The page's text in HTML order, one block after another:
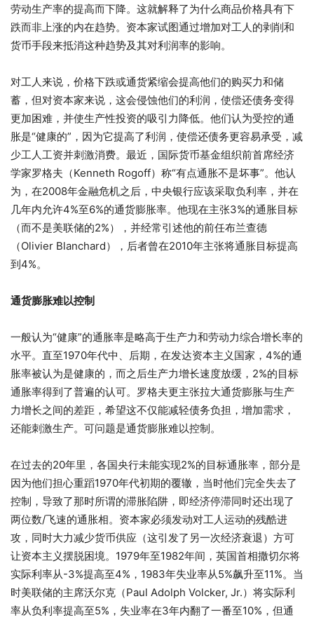
劳动生产率的提高而下降。这就解释了为什么商品价格具有下
跌而非上涨的内在趋势。资本家试图通过增加对工人的剥削和
货币手段来抵消这种趋势及其对利润率的影响。
对工人来说，价格下跌或通货紧缩会提高他们的购买力和储
蓄，但对资本家来说，这会侵蚀他们的利润，使偿还债务变得
更加困难，并使生产性投资的吸引力降低。他们认为受控的通
胀是“健康的”，因为它提高了利润，使偿还债务更容易承受，减
少工人工资并刺激消费。最近，国际货币基金组织前首席经济
学家罗格夫（Kenneth Rogoff）称“有点通胀不是坏事”。他认
为，在2008年金融危机之后，中央银行应该采取负利率，并在
几年内允许4%至6%的通货膨胀率。他现在主张3%的通胀目标
（而不是美联储的2%），并经常引述他的前任布兰查德
（Olivier Blanchard），后者曾在2010年主张将通胀目标提高
到4%。
通货膨胀难以控制
一般认为“健康”的通胀率是略高于生产力和劳动力综合增长率的
水平。直至1970年代中、后期，在发达资本主义国家，4%的通
胀率被认为是健康的，而之后生产力增长速度放缓，2%的目标
通胀率得到了普遍的认可。罗格夫更主张拉大通货膨胀与生产
力增长之间的差距，希望这不仅能减轻债务负担，增加需求，
还能刺激生产。可问题是通货膨胀难以控制。
在过去的20年里，各国央行未能实现2%的目标通胀率，部分是
因为他们担心重蹈1970年代初期的覆辙，当时他们完全失去了
控制，导致了那时所谓的滞胀陷阱，即经济停滞同时还出现了
两位数/飞速的通胀相。资本家必须发动对工人运动的残酷进
攻，同时大力减少货币供应（这引发了另一次经济衰退）方可
让资本主义摆脱困境。1979年至1982年间，英国首相撒切尔将
实际利率从-3%提高至4%，1983年失业率从5%飙升至11%。当
时美联储的主席沃尔克（Paul Adolph Volcker, Jr.）将实际利
率从负利率提高至5%，失业率在3年内翻了一番至10%，但通